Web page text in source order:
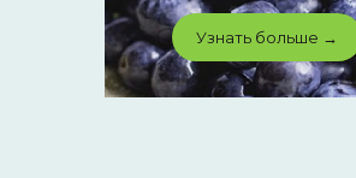
Узнать больше →